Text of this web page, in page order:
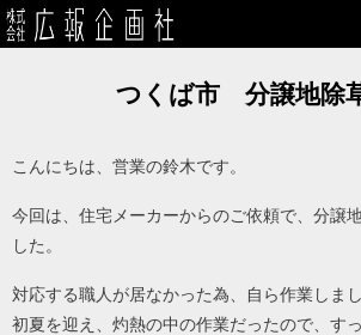
つくば市 分譲地除
こんにちは、営業の鈴木です。
今回は、住宅メーカーからのご依頼で、分譲
した。
対応する職人が居なかった為、自ら作業しま
初夏を迎え、灼熱の中の作業だったので、す